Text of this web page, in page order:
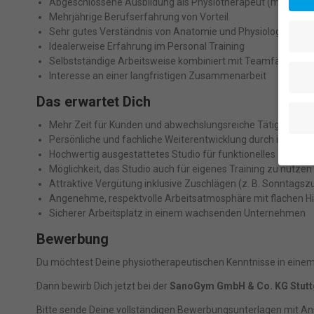
Mehrjährige Berufserfahrung von Vorteil
Sehr gutes Verständnis von Anatomie und Physiologie
Idealerweise Erfahrung im Personal Training
Selbstständige Arbeitsweise kombiniert mit Teamfähigkeit
Interesse an einer langfristigen Zusammenarbeit
Das erwartet Dich
Mehr Zeit für Kunden und abwechslungsreiche Tätigkeiten
Persönliche und fachliche Weiterentwicklung durch interne
Hochwertig ausgestattetes Studio für funktionelles Training
Möglichkeit, das Studio auch für eigenes Training zu nutzen
Attraktive Vergütung inklusive Zuschlägen (z. B.
Angenehme, respektvolle Arbeitsatmosphäre mit flachen
Sicherer Arbeitsplatz in einem wachsenden Unternehmen
Bewerbung
Du möchtest Deine physiotherapeutischen Kenntnisse in
Dann bewirb Dich jetzt bei der SanoGym GmbH & Co. KG
Bitte sende Deine vollständigen Bewerbungsunterlagen mit
Wir
(z.
und